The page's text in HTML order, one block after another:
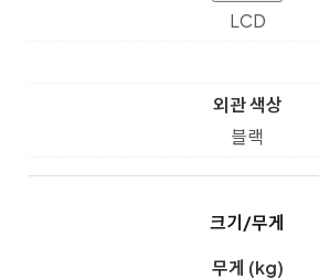
LCD
외관 색상
블랙
크기/무게
무게 (kg)